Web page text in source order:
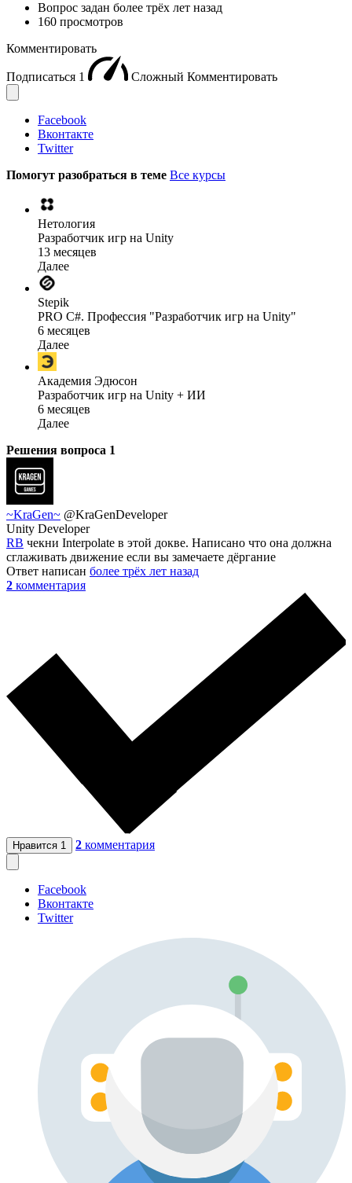
Вопрос задан более трёх лет назад
160 просмотров
Комментировать
Подписаться 1 Сложный Комментировать
Facebook
Вконтакте
Twitter
Помогут разобраться в теме Все курсы
Нетология
Разработчик игр на Unity
13 месяцев
Далее
Stepik
PRO C#. Профессия "Разработчик игр на Unity"
6 месяцев
Далее
Академия Эдюсон
Разработчик игр на Unity + ИИ
6 месяцев
Далее
Решения вопроса 1
~KraGen~ @KraGenDeveloper
Unity Developer
RB чекни Interpolate в этой докве. Написано что она должна
сглаживать движение если вы замечаете дёргание
Ответ написан более трёх лет назад
2 комментария
Нравится 1 2 комментария
Facebook
Вконтакте
Twitter